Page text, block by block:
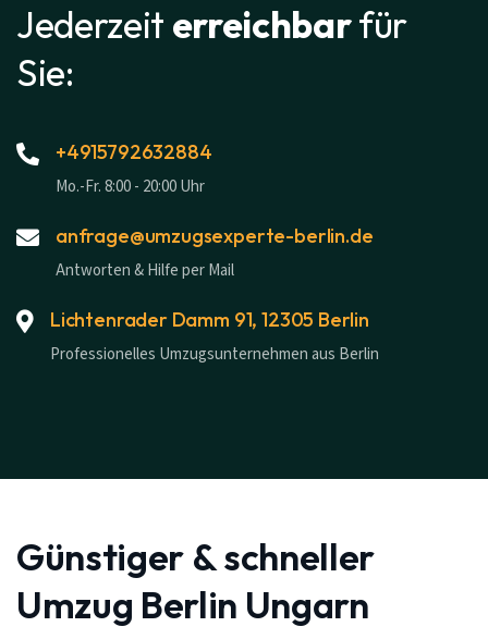
Jederzeit erreichbarfür
Sie:
+4915792632884
Mo.-Fr. 8:00 - 20:00 Uhr
anfrage@umzugsexperte-berlin.de
Antworten & Hilfe per Mail
Lichtenrader Damm 91, 12305 Berlin
Professionelles Umzugsunternehmen aus Berlin
Günstiger & schneller
Umzug Berlin Ungarn